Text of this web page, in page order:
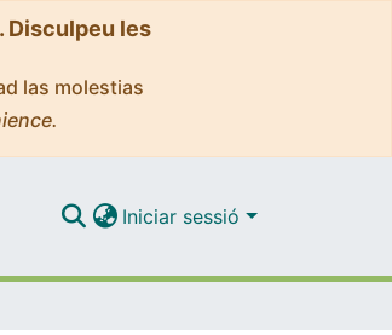
Disculpeu les
las molestias
Iniciar sessió